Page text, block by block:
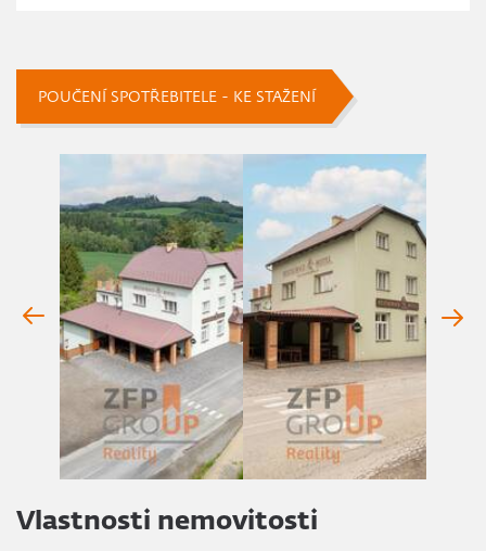
POUČENÍ SPOTŘEBITELE - KE STAŽENÍ
Vlastnosti nemovitosti